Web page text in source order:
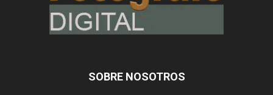
SOBRE NOSOTROS